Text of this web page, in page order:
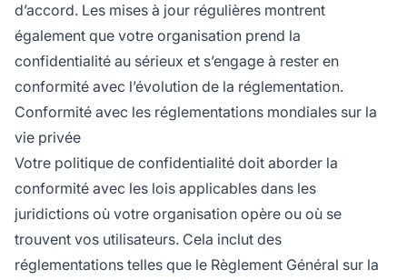
d’accord. Les mises à jour régulières montrent
également que votre organisation prend la
confidentialité au sérieux et s’engage à rester en
conformité avec l’évolution de la réglementation.
Conformité avec les réglementations mondiales sur la
vie privée
Votre politique de confidentialité doit aborder la
conformité avec les lois applicables dans les
juridictions où votre organisation opère ou où se
trouvent vos utilisateurs. Cela inclut des
réglementations telles que le Règlement Général sur la